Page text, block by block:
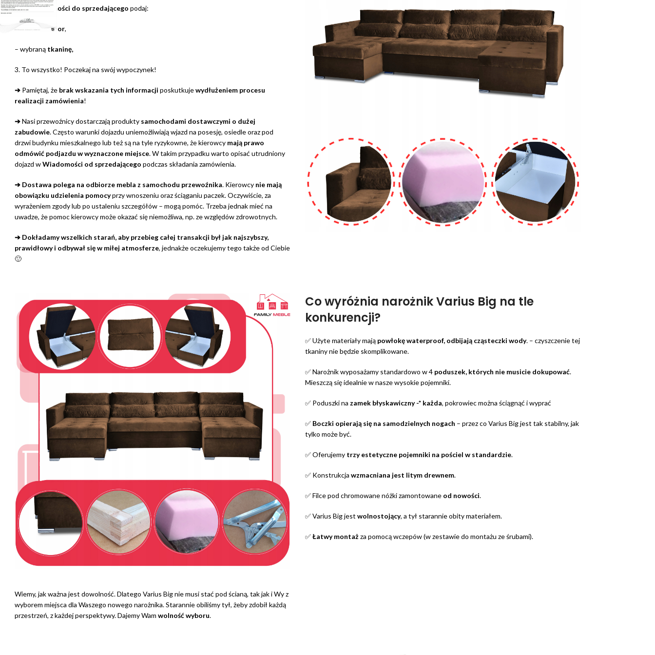
2. WWiadomości do sprzedającego podaj:
– wybrany kolor,
– wybraną tkaninę,
3. To wszystko! Poczekaj na swój wypoczynek!
➔ Pamiętaj, że brak wskazania tych informacji poskutkujewydłużeniem procesu
realizacji zamówienia!
➔Nasi przewoźnicy dostarczają produkty samochodami dostawczymi o dużej
zabudowie. Często warunki dojazdu uniemożliwiają wjazd na posesję, osiedle oraz pod
drzwi budynku mieszkalnego lub też są na tyle ryzykowne, że kierowcy mają prawo
odmówić podjazdu w wyznaczone miejsce. W takim przypadku warto opisać utrudniony
dojazd wWiadomości od sprzedającego podczas składania zamówienia.
➔ Dostawa polega na odbiorze mebla z samochodu przewoźnika. Kierowcy nie mają
obowiązku udzielenia pomocyprzy wnoszeniu oraz ściąganiu paczek. Oczywiście, za
wyrażeniem zgody lub po ustaleniu szczegółów – mogą pomóc. Trzeba jednak mieć na
uwadze, że pomoc kierowcy może okazać się niemożliwa, np. ze względów zdrowotnych.
➔ Dokładamy wszelkich starań, aby przebieg całej transakcji był jak najszybszy,
prawidłowy i odbywał się w miłej atmosferze, jednakże oczekujemy tego także od Ciebie
🙂
Co wyróżnia narożnik Varius Big na tle
konkurencji?
✅ Użyte materiały mają powłokę waterproof, odbijają cząsteczki wody. – czyszczenie tej
tkaniny nie będzie skomplikowane.
✅ Narożnik wyposażamy standardowo w 4 poduszek, których nie musicie dokupować.
Mieszczą się idealnie w nasze wysokie pojemniki.
✅ Poduszki na zamek błyskawiczny -* każda, pokrowiec można ściągnąć i wyprać
✅ Boczki opierają się na samodzielnych nogach – przez co Varius Big jest tak stabilny, jak
tylko może być.
✅ Oferujemy trzy estetyczne pojemniki na pościel w standardzie.
✅ Konstrukcja wzmacniana jest litym drewnem.
✅ Filce pod chromowane nóżki zamontowane od nowości.
✅ Varius Big jest wolnostojący, a tył starannie obity materiałem.
✅Łatwy montażza pomocą wczepów (w zestawie do montażu ze śrubami).
Wiemy, jak ważna jest dowolność. Dlatego Varius Big nie musi stać pod ścianą, tak jak i Wy z
wyborem miejsca dla Waszego nowego narożnika. Starannie obiliśmy tył, żeby zdobił każdą
przestrzeń, z każdej perspektywy. Dajemy Wam wolność wyboru.